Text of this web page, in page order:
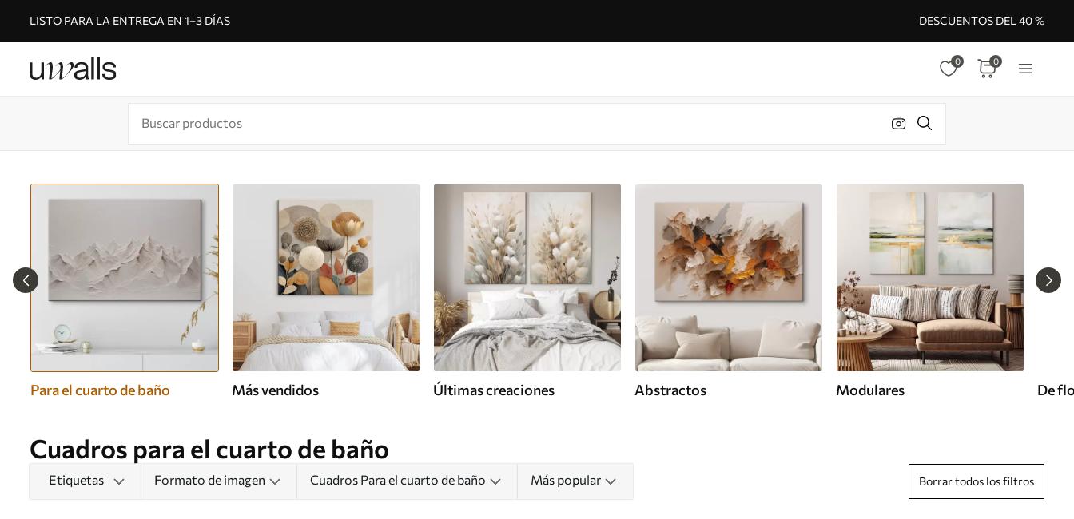
LISTO PARA LA ENTREGA EN 1–3 DÍAS DESCUENTOS DEL 40 %
0 0
Para el cuarto de baño Más vendidos Últimas creaciones Abstractos Modulares De
Cuadros para el cuarto de baño
Etiquetas Formato de imagen Cuadros Para el cuarto de baño Más popular Borrar todos los filtros